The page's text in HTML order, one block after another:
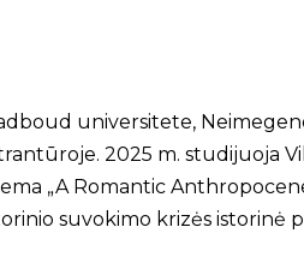
universitete,
2025 m.
„A Romantic
suvokimo krizės istorinė